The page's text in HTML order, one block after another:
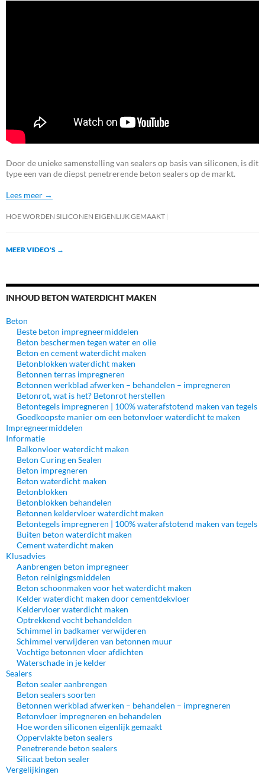
Door de unieke samenstelling van sealers op basis van siliconen, is dit
type een van de diepst penetrerende beton sealers op de markt.
Lees meer →
HOE WORDEN SILICONEN EIGENLIJK GEMAAKT
MEER VIDEO'S →
INHOUD BETON WATERDICHT MAKEN
Beton
Beste beton impregneermiddelen
Beton beschermen tegen water en olie
Beton en cement waterdicht maken
Betonblokken waterdicht maken
Betonnen terras impregneren
Betonnen werkblad afwerken – behandelen – impregneren
Betonrot, wat is het? Betonrot herstellen
Betontegels impregneren | 100% waterafstotend maken van tegels
Goedkoopste manier om een betonvloer waterdicht te maken
Impregneermiddelen
Informatie
Balkonvloer waterdicht maken
Beton Curing en Sealen
Beton impregneren
Beton waterdicht maken
Betonblokken
Betonblokken behandelen
Betonnen keldervloer waterdicht maken
Betontegels impregneren | 100% waterafstotend maken van tegels
Buiten beton waterdicht maken
Cement waterdicht maken
Klusadvies
Aanbrengen beton impregneer
Beton reinigingsmiddelen
Beton schoonmaken voor het waterdicht maken
Kelder waterdicht maken door cementdekvloer
Keldervloer waterdicht maken
Optrekkend vocht behandelden
Schimmel in badkamer verwijderen
Schimmel verwijderen van betonnen muur
Vochtige betonnen vloer afdichten
Waterschade in je kelder
Sealers
Beton sealer aanbrengen
Beton sealers soorten
Betonnen werkblad afwerken – behandelen – impregneren
Betonvloer impregneren en behandelen
Hoe worden siliconen eigenlijk gemaakt
Oppervlakte beton sealers
Penetrerende beton sealers
Silicaat beton sealer
Vergelijkingen